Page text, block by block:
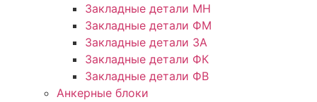
Закладные детали МН
Закладные детали ФМ
Закладные детали ЗА
Закладные детали ФК
Закладные детали ФВ
Анкерные блоки